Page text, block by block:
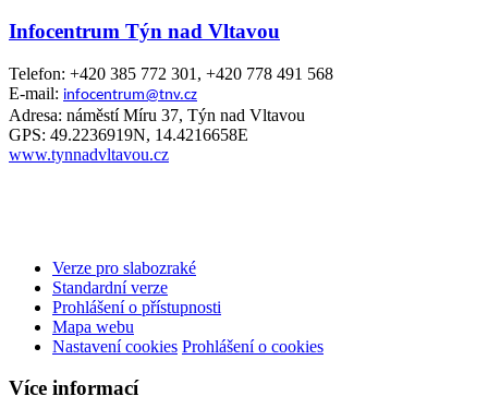
Infocentrum Týn nad Vltavou
Telefon: +420 385 772 301, +420 778 491 568
E-mail: infocentrum@tnv.cz
Adresa: náměstí Míru 37, Týn nad Vltavou
GPS: 49.2236919N, 14.4216658E
www.tynnadvltavou.cz
Verze pro slabozraké
Standardní verze
Prohlášení o přístupnosti
Mapa webu
Nastavení cookies Prohlášení o cookies
Více informací